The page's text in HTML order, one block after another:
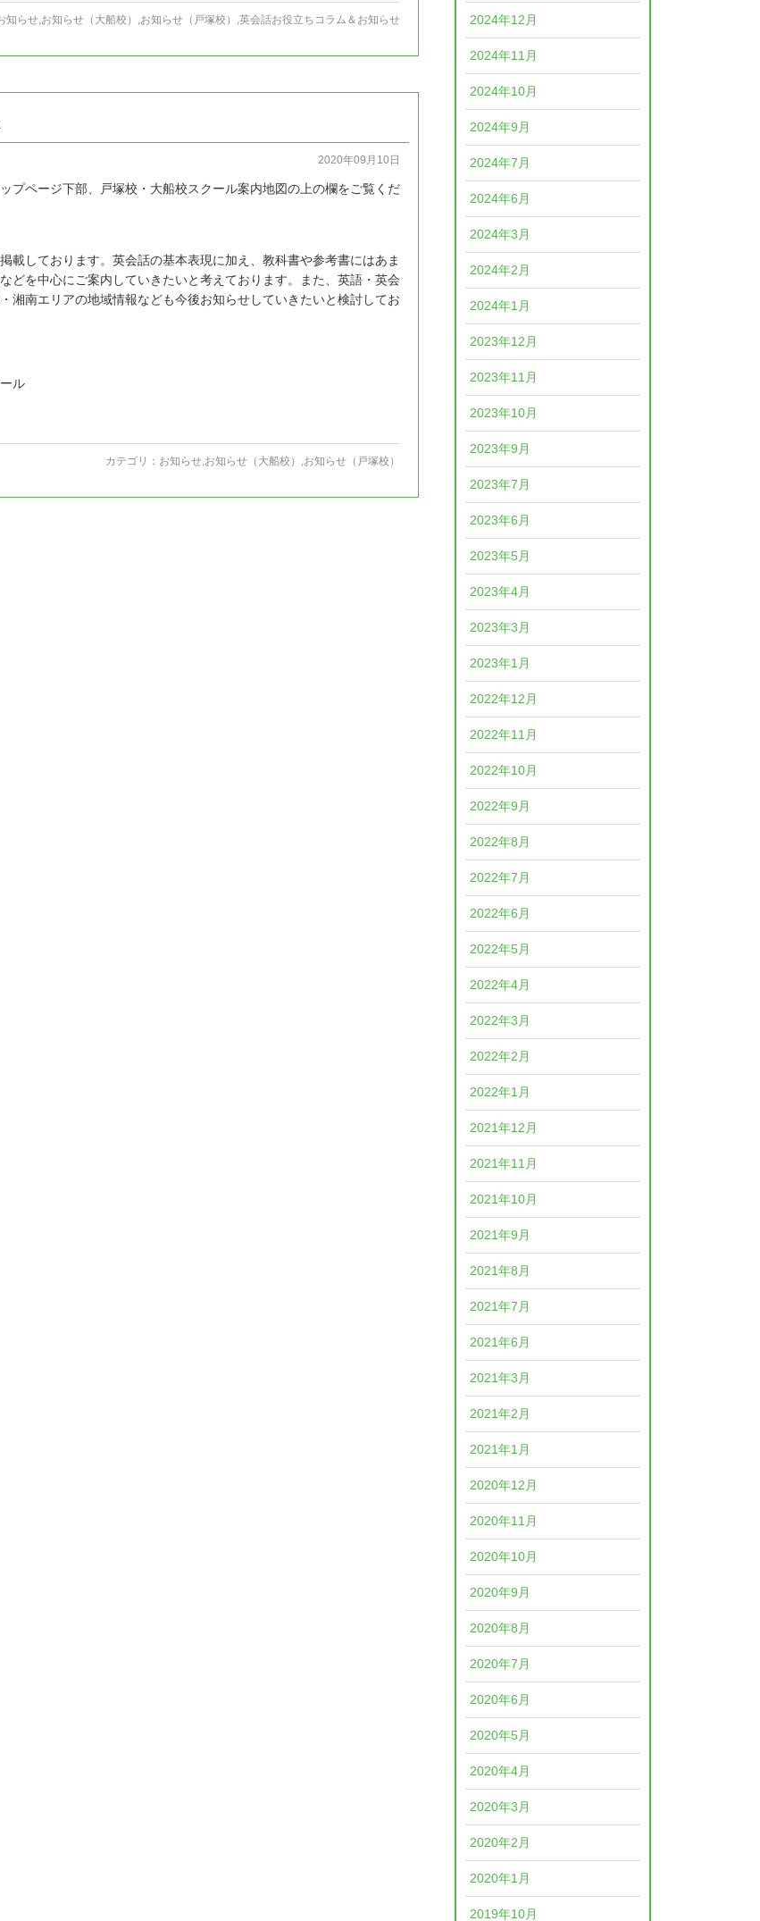
知らせ お知らせ（大船校） お知らせ（戸塚校） 英会話お役立ちコラム＆お知らせ
2020年09月10日
プページ下部、戸塚校・大船校スクール案内地図の上の欄をご覧くだ
載しております。英会話の基本表現に加え、教科書や参考書にはあま
どを中心にご案内していきたいと考えております。また、英語・英会
湘南エリアの地域情報なども今後お知らせしていきたいと検討してお
ル
カテゴリ： お知らせ お知らせ（大船校） お知らせ（戸塚校）
2024年12月
2024年11月
2024年10月
2024年9月
2024年7月
2024年6月
2024年3月
2024年2月
2024年1月
2023年12月
2023年11月
2023年10月
2023年9月
2023年7月
2023年6月
2023年5月
2023年4月
2023年3月
2023年1月
2022年12月
2022年11月
2022年10月
2022年9月
2022年8月
2022年7月
2022年6月
2022年5月
2022年4月
2022年3月
2022年2月
2022年1月
2021年12月
2021年11月
2021年10月
2021年9月
2021年8月
2021年7月
2021年6月
2021年3月
2021年2月
2021年1月
2020年12月
2020年11月
2020年10月
2020年9月
2020年8月
2020年7月
2020年6月
2020年5月
2020年4月
2020年3月
2020年2月
2020年1月
2019年10月